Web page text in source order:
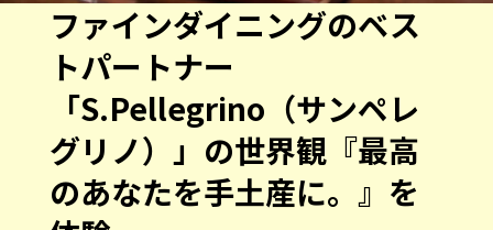
ファインダイニングのベス
トパートナー
「S.Pellegrino（サンペレ
グリノ）」の世界観『最高
のあなたを手土産に。』を